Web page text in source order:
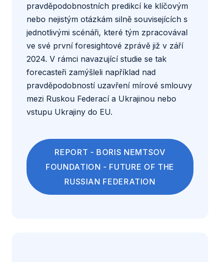
pravděpodobnostních predikcí ke klíčovým
nebo nejistým otázkám silně souvisejících s
jednotlivými scénáři, které tým zpracovával
ve své první foresightové zprávě již v září
2024. V rámci navazující studie se tak
forecasteři zamýšleli například nad
pravděpodobností uzavření mírové smlouvy
mezi Ruskou Federací a Ukrajinou nebo
vstupu Ukrajiny do EU.
REPORT - BORIS NEMTSOV
FOUNDATION - FUTURE OF THE
RUSSIAN FEDERATION